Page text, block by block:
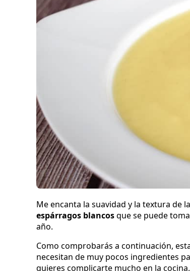
Me encanta la suavidad y la textura de
espárragos blancosque se puede
año.
Como comprobarás a continuación,
necesitan de muy pocos ingredientes
quieres complicarte mucho en la cocina.